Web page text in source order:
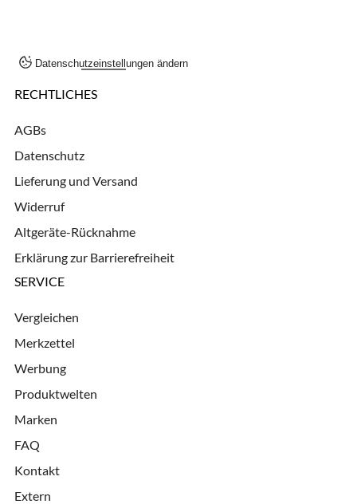
Datenschutzeinstellungen ändern
RECHTLICHES
AGBs
Datenschutz
Lieferung und Versand
Widerruf
Altgeräte-Rücknahme
Erklärung zur Barrierefreiheit
SERVICE
Vergleichen
Merkzettel
Werbung
Produktwelten
Marken
FAQ
Kontakt
Extern